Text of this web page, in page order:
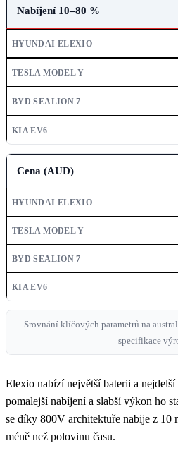
Nabíjení 10–80 %
Cena (AUD)
Srovnání klíčových parametrů na
specifikace
Elexio nabízí největší baterii a
pomalejší nabíjení a slabší výkon ho
se díky 800V architektuře nabije z 10
méně než polovinu času.